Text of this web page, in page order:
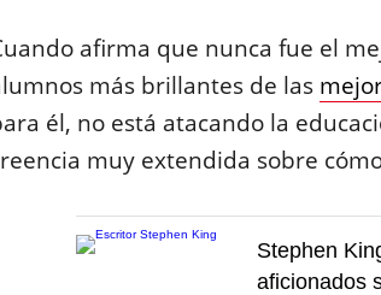
afirma que nunca fue el
más brillantes de las
él, no está atacando la
muy extendida sobre
Stephen
aficionados